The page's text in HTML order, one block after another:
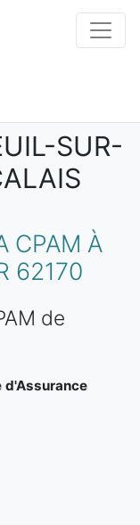
SUR-
CPAM À
62170
de
d'Assurance